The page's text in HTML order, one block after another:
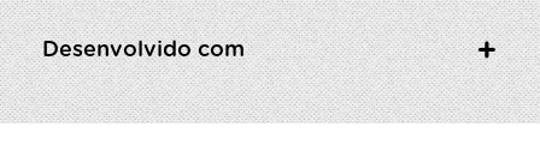
Desenvolvido com